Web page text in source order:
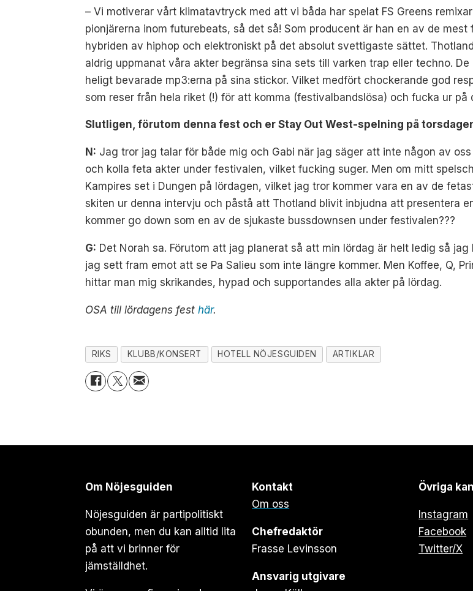
– Vi motiverar vårt klimatavtryck med att vi båda har spelat FS Greens
pionjärerna inom futurebeats, så det så! Som producent är han en av de
hybriden av hiphop och elektroniskt på det absolut svettigaste sättet.
aldrig uppmanat våra akter begränsa sina sets till varken trap eller techno.
heligt bevarade mp3:erna på sina stickor. Vilket medfört chockerande god
som reser från hela riket (!) för att komma (festivalbandslösa) och fucka ur på
Slutligen, förutom denna fest och er Stay Out West-spelning på
N: Jag tror jag talar för både mig och Gabi när jag säger att inte någon av
och kolla feta akter under festivalen, vilket fucking suger. Men om mitt
Kampires set i Dungen på lördagen, vilket jag tror kommer vara en av de
skiten ur denna intervju och påstå att Thotland blivit inbjudna att presentera
kommer go down som en av de sjukaste bussdownsen under festivalen???
G: Det Norah sa. Förutom att jag planerat så att min lördag är helt ledig så
jag sett fram emot att se Pa Salieu som inte längre kommer. Men Koffee, Q,
hittar man mig skrikandes, hypad och supportandes alla akter på lördag.
OSA till lördagens festhär.
RIKS KLUBB/KONSERT HOTELL NÖJESGUIDEN ARTIKLAR
Om Nöjesguiden
Nöjesguiden är partipolitiskt
obunden, men du kan alltid lita
på att vi brinner för
jämställdhet.
Kontakt
Om oss
Chefredaktör
Frasse Levinsson
Ansvarig utgivare
Övriga
Instagram
Facebook
Twitter/X